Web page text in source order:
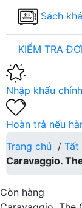
Sách
KIỂM TRA
Nhập khẩu
Hoàn trả nếu
Trang chủ / Tất
Caravaggio.
Còn hàng